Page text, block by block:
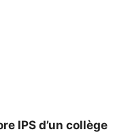
IPS d’un collège